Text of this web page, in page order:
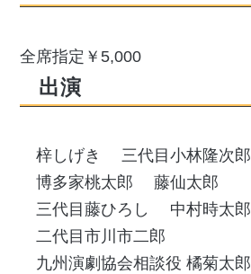
全席指定￥5,000
出演
梓しげき
三代目小林隆次郎
博多家桃太郎
藤仙太郎
三代目藤ひろし
中村時太郎
二代目市川市二郎
九州演劇協会相談役 橘菊太郎